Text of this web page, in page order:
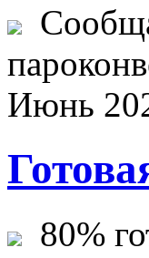
Июнь
80%